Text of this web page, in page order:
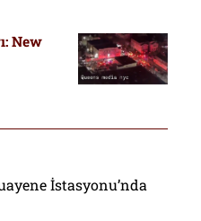
New
İstasyonu’nda